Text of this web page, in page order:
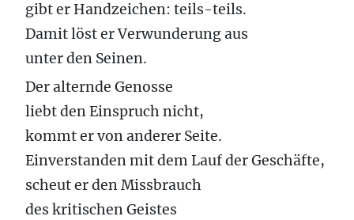
gibt er Handzeichen: teils-teils.
Damit löst er Verwunderung aus
unter den Seinen.
Der alternde Genosse
liebt den Einspruch nicht,
kommt er von anderer Seite.
Einverstanden mit dem Lauf der Geschäfte,
scheut er den Missbrauch
des kritischen Geistes